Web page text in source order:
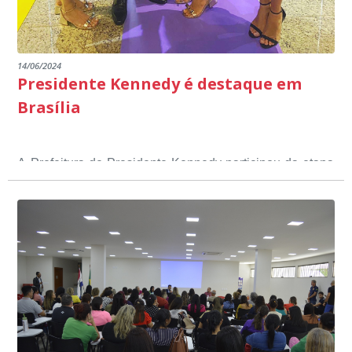
14/06/2024
Presidente Kennedy é destaque em
Brasília
A Prefeitura de Presidente Kennedy participou da etapa
nacional do 12º Prêmio Sebrae Prefeitura
Empreendedora, que visou valorizar e destacar o papel
dos gestores públicos comprometidos com o
desenvolvimento socioeconômico dos municípios, a
partir de iniciativas que estimulam o empreendedorismo,
a competitividade dos pequenos negócios e a
modernização da gestão pública local. O evento
aconteceu nesta terça-feira (11) em Brasília.